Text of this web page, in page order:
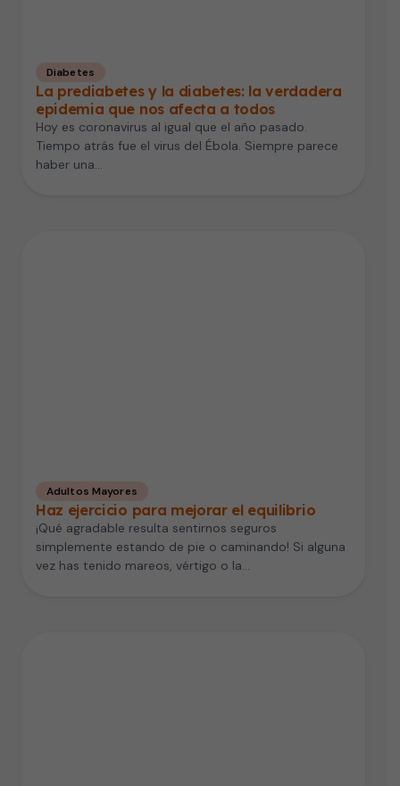
Diabetes
La prediabetes y la diabetes: la verdadera
epidemia que nos afecta a todos
Hoy es coronavirus al igual que el año pasado.
Tiempo atrás fue el virus del Ébola. Siempre parece
haber una…
Adultos Mayores
Haz ejercicio para mejorar el equilibrio
¡Qué agradable resulta sentirnos seguros
simplemente estando de pie o caminando! Si alguna
vez has tenido mareos, vértigo o la…